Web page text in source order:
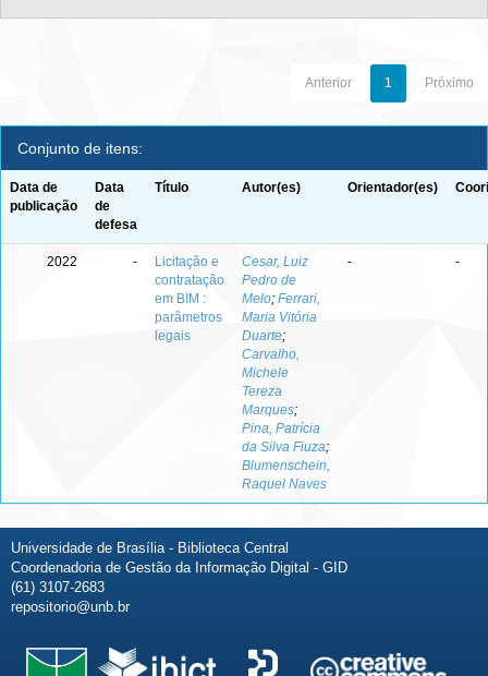
Anterior 1 Próximo
Conjunto de itens:
Data de
publicação
Data
de
defesa
Título Autor(es) Orientador(es)
2022 -
Licitação e
contratação
em BIM :
parâmetros
legais
Cesar, Luiz
Pedro de
Melo; Ferrari,
Maria Vitória
Duarte;
Carvalho,
Michele
Tereza
Marques;
Pina, Patrícia
da Silva Fiuza;
Blumenschein,
Raquel Naves
- -
Universidade de Brasília - Biblioteca Central
Coordenadoria de Gestão da Informação Digital - GID
(61) 3107-2683
repositorio@unb.br